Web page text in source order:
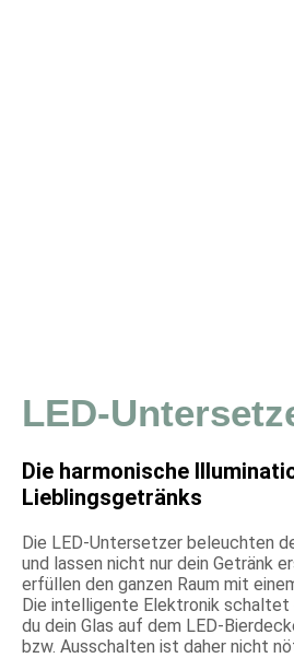
LED-
Die harmonische
Lieblingsgetränks
Die LED-Untersetzer beleuchten
und lassen nicht nur dein Getränk
erfüllen den ganzen Raum mit
Die intelligente Elektronik schaltet
du dein Glas auf dem LED-
bzw. Ausschalten ist daher nicht